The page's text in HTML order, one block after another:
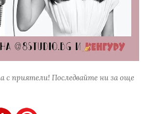
с приятели! Последвайте ни за още